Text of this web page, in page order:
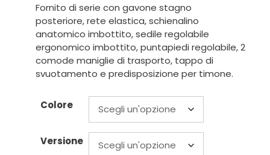
Fornito di serie con gavone stagno
posteriore, rete elastica, schienalino
anatomico imbottito, sedile regolabile
ergonomico imbottito, puntapiedi regolabile, 2
comode maniglie di trasporto, tappo di
svuotamento e predisposizione per timone.
Colore
Versione